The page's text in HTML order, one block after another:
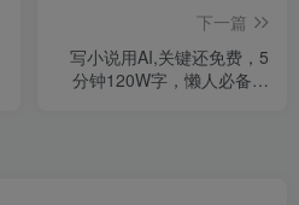
下一篇
写小说用AI,关键还免费，5
分钟120W字，懒人必备神